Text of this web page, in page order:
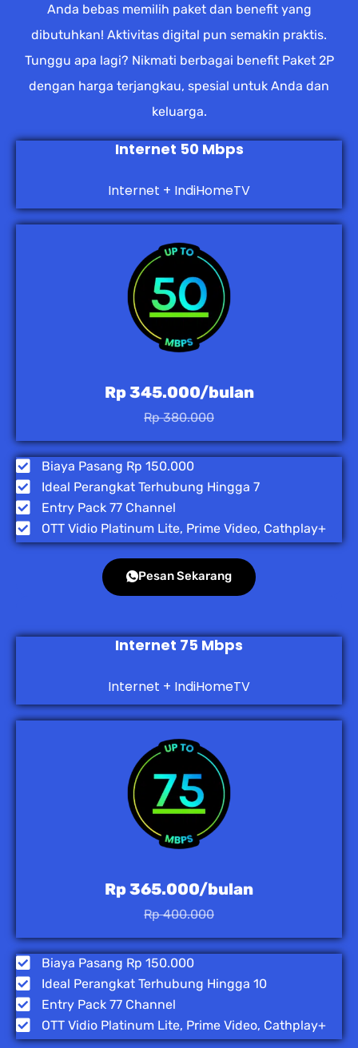
Anda bebas memilih paket dan benefit yang
dibutuhkan! Aktivitas digital pun semakin praktis.
Tunggu apa lagi? Nikmati berbagai benefit Paket 2P
dengan harga terjangkau, spesial untuk Anda dan
keluarga.
Internet 50 Mbps
Internet + IndiHomeTV
Rp 345.000/bulan
Rp 380.000
Biaya Pasang Rp 150.000
Ideal Perangkat Terhubung Hingga 7
Entry Pack 77 Channel
OTT Vidio Platinum Lite, Prime Video, Cathplay+
Pesan Sekarang
Internet 75 Mbps
Internet + IndiHomeTV
Rp 365.000/bulan
Rp 400.000
Biaya Pasang Rp 150.000
Ideal Perangkat Terhubung Hingga 10
Entry Pack 77 Channel
OTT Vidio Platinum Lite, Prime Video, Cathplay+